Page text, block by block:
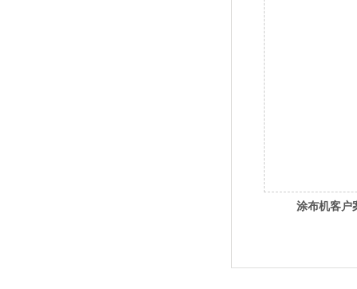
涂布机客户